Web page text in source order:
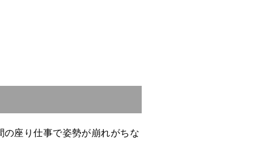
座り仕事で姿勢が崩れがちな